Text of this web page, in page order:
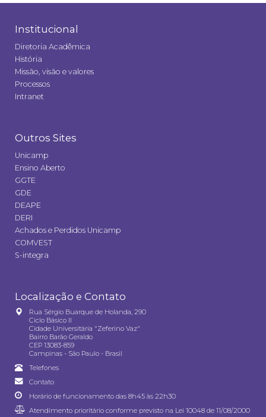
Institucional
Diretoria Acadêmica
História
Missão, visão e valores
Processos
Intranet
Outros Sites
Unicamp
Ensino Aberto
GGTE
GDE
DEAPE
DERI
Achados e Perdidos Unicamp
COMVEST
S-integra
Localização e Contato
Rua Sérgio Buarque de Holanda, 290
Ciclo Básico II
Cidade Universitária "Zeferino Vaz"
Bairro Barão Geraldo
CEP 13083-859
Campinas - São Paulo - Brasil
Telefones
Contato
Horário de funcionamento das 8h45 às 22h30
Atendimento prioritário conforme previsto na Lei 10048 de 11/08/2000